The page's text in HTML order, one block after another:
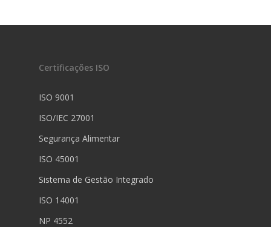
Certificações ISO
ISO 9001
ISO/IEC 27001
Segurança Alimentar
ISO 45001
Sistema de Gestão Integrado
ISO 14001
NP 4552